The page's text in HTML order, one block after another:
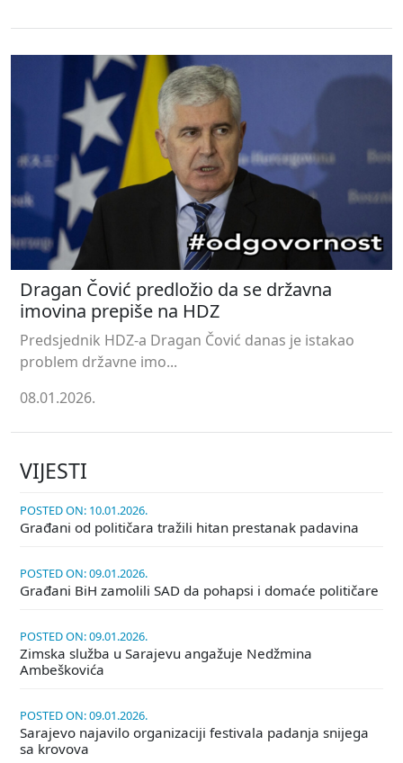
Dragan Čović predložio da se državna
imovina prepiše na HDZ
Predsjednik HDZ-a Dragan Čović danas je istakao
problem državne imo...
08.01.2026.
VIJESTI
POSTED ON: 10.01.2026.
Građani od političara tražili hitan prestanak padavina
POSTED ON: 09.01.2026.
Građani BiH zamolili SAD da pohapsi i domaće političare
POSTED ON: 09.01.2026.
Zimska služba u Sarajevu angažuje Nedžmina
Ambeškovića
POSTED ON: 09.01.2026.
Sarajevo najavilo organizaciji festivala padanja snijega
sa krovova